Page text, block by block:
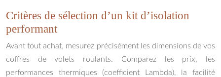
Critères de sélection d’un kit d’isolation
performant
Avant tout achat, mesurez précisément les dimensions de vos
coffres de volets roulants. Comparez les prix, les
performances thermiques (coefficient Lambda), la facilité